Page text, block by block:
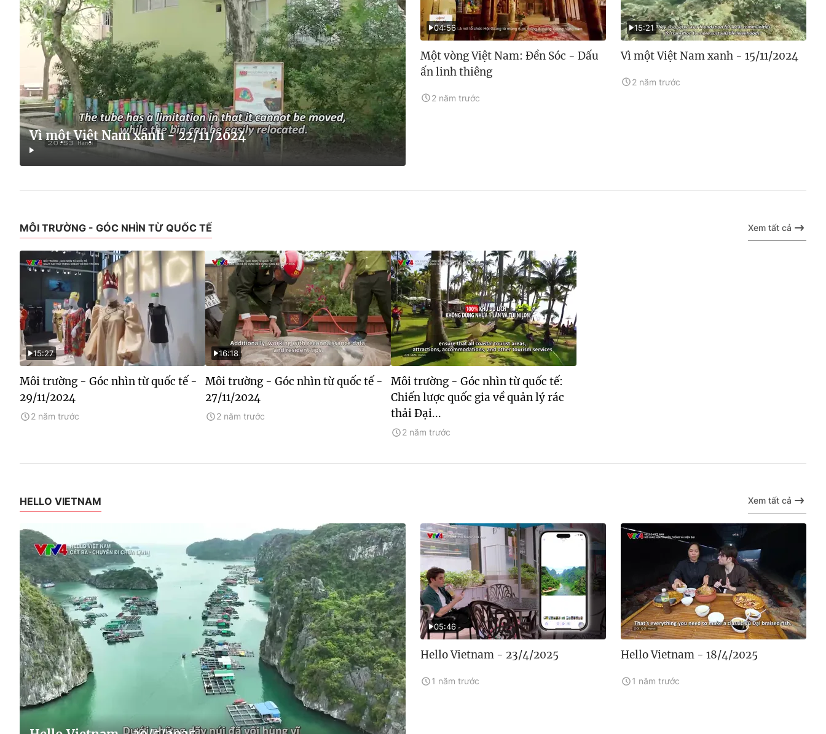
Vì một Việt Nam xanh - 22/11/2024
04:56
Một vòng Việt Nam: Đền Sóc - Dấu
ấn linh thiêng
2 năm trước
15:21
Vì một Việt Nam xanh - 15/11/2024
2 năm trước
MÔI TRƯỜNG - GÓC NHÌN TỪ QUỐC TẾ Xem tất cả
15:27
Môi trường - Góc nhìn từ quốc tế -
29/11/2024
2 năm trước
16:18
Môi trường - Góc nhìn từ quốc tế -
27/11/2024
2 năm trước
Môi trường - Góc nhìn từ quốc tế:
Chiến lược quốc gia về quản lý rác
thải Đại...
2 năm trước
HELLO VIETNAM Xem tất cả
05:46
Hello Vietnam - 23/4/2025
1 năm trước
Hello Vietnam - 18/4/2025
1 năm trước